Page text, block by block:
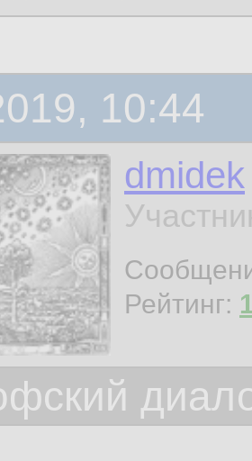
10:44
dmidek
Рейтинг: